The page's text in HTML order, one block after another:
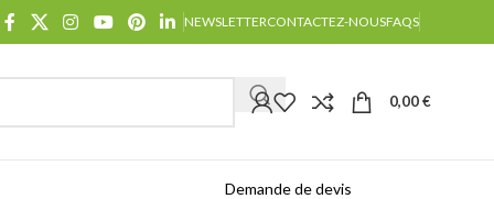
NEWSLETTERCONTACTEZ-NOUSFAQS
0,00€
Demande de devis